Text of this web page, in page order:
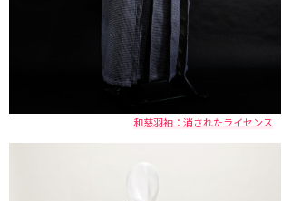
和慈羽袖：消されたライセンス